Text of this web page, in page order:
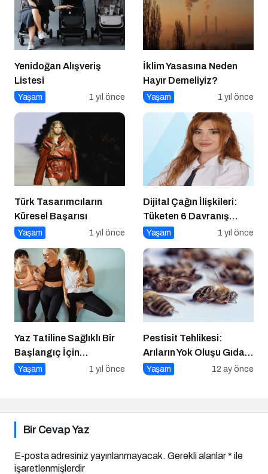
Yenidoğan Alışveriş
Listesi
Yaşam 1 yıl önce
İklim Yasasına Neden
Hayır Demeliyiz?
Yaşam 1 yıl önce
Türk Tasarımcıların
Küresel Başarısı
Yaşam 1 yıl önce
Dijital Çağın İlişkileri:
Tüketen 6 Davranış
Biçimi
Yaşam 1 yıl önce
Yaz Tatiline Sağlıklı Bir
Başlangıç İçin
Beslenme
Yaşam 1 yıl önce
Pestisit Tehlikesi:
Arıların Yok Oluşu Gıda
Zincirini Çökertiyor!
Yaşam 12 ay önce
Bir Cevap Yaz
E-posta adresiniz yayınlanmayacak. Gerekli alanlar* ile
işaretlenmişlerdir